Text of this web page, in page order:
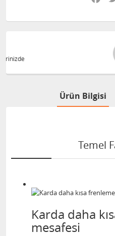
Ürün Bilgisi
Temel
Karda daha
mesafesi